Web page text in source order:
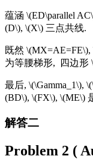
蕴涵 \(ED\parallel
(D\), \(X\) 三点共线.
既然
为等腰梯形, 四边形
最后, \(\Gamma_1\),
(BD\), \(FX\), \(ME\)
解答二
Problem 2 (